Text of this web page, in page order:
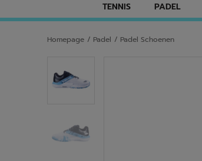
TENNIS PADEL
Homepage / Padel / Padel Schoenen